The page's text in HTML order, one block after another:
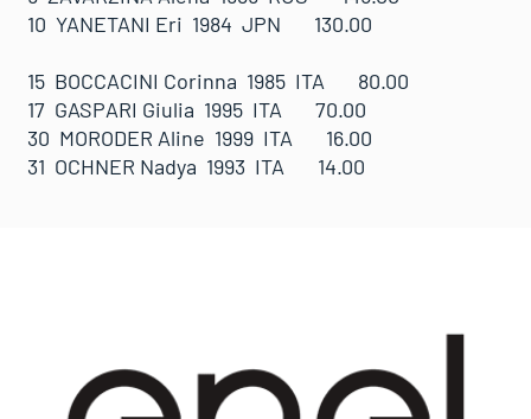
10 YANETANI Eri 1984 JPN 130.00
15 BOCCACINI Corinna 1985 ITA 80.00
17 GASPARI Giulia 1995 ITA 70.00
30 MORODER Aline 1999 ITA 16.00
31 OCHNER Nadya 1993 ITA 14.00